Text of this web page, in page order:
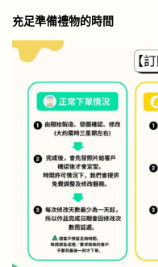
充足準備禮物的時間